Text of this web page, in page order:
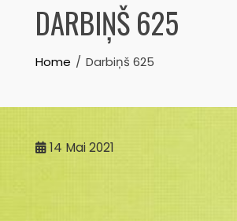
DARBIŅŠ 625
Home Darbiņš 625
14 Mai 2021